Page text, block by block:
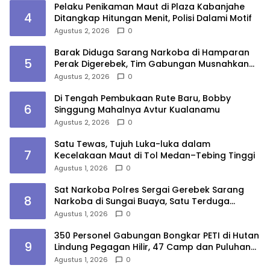
4
Pelaku Penikaman Maut di Plaza Kabanjahe
Ditangkap Hitungan Menit, Polisi Dalami Motif
Agustus 2, 2026 0
5
Barak Diduga Sarang Narkoba di Hamparan
Perak Digerebek, Tim Gabungan Musnahkan
Lokasi
Agustus 2, 2026 0
6
Di Tengah Pembukaan Rute Baru, Bobby
Singgung Mahalnya Avtur Kualanamu
Agustus 2, 2026 0
7
Satu Tewas, Tujuh Luka-luka dalam
Kecelakaan Maut di Tol Medan–Tebing Tinggi
Agustus 1, 2026 0
8
Sat Narkoba Polres Sergai Gerebek Sarang
Narkoba di Sungai Buaya, Satu Terduga
Pelaku Diamankan
Agustus 1, 2026 0
9
350 Personel Gabungan Bongkar PETI di Hutan
Lindung Pegagan Hilir, 47 Camp dan Puluhan
Peralatan Dimusnahkan
Agustus 1, 2026 0